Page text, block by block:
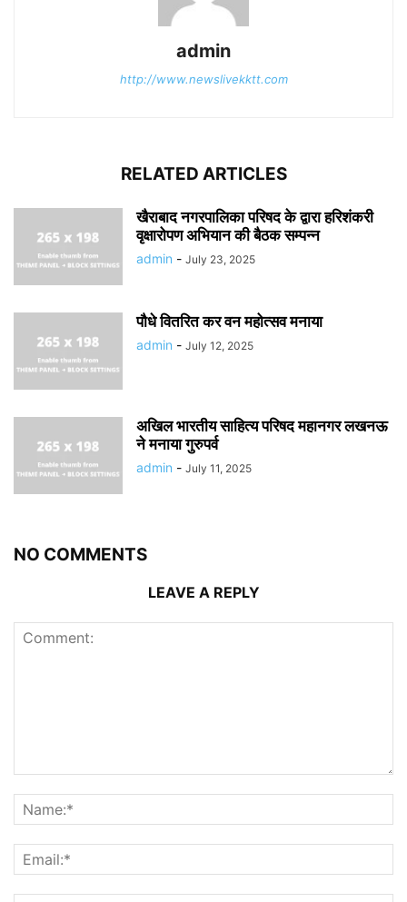
admin
http://www.newslivekktt.com
RELATED ARTICLES
खैराबाद नगरपालिका परिषद के द्वारा हरिशंकरी
वृक्षारोपण अभियान की बैठक सम्पन्न
admin - July 23, 2025
पौधे वितरित कर वन महोत्सव मनाया
admin - July 12, 2025
अखिल भारतीय साहित्य परिषद महानगर लखनऊ
ने मनाया गुरुपर्व
admin - July 11, 2025
NO COMMENTS
LEAVE A REPLY